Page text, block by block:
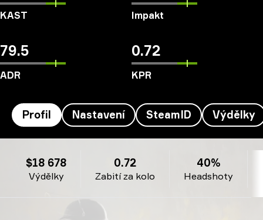
KAST Impakt
79.5
ADR
0.72
KPR
Profil Nastavení SteamID Výdělky
Výdělky
$18 678
Zabití za kolo
0.72
Headshoty
40%